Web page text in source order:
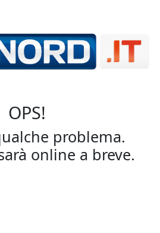
OPS!
problema.
online a breve.